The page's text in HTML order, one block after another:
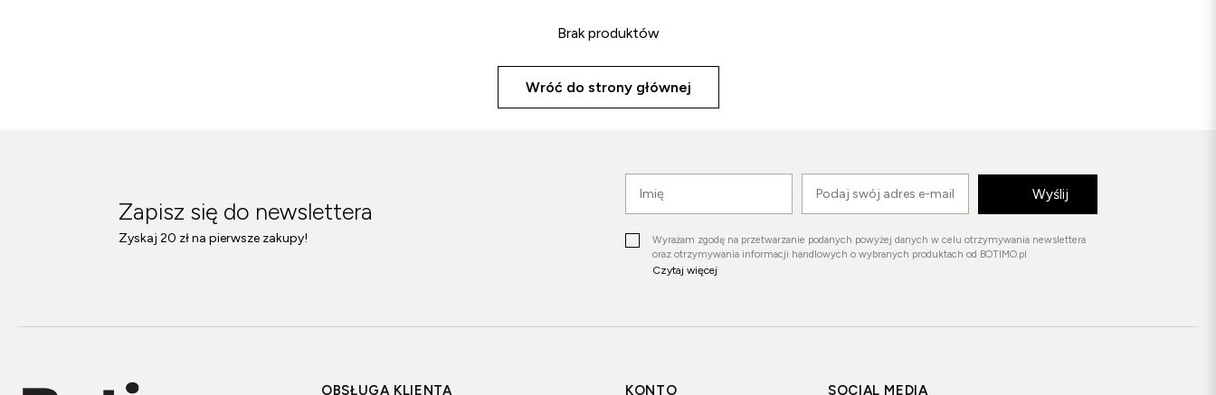
Brak produktów
Wróć do strony głównej
Zapisz się do newslettera
Zyskaj 20 zł na pierwsze zakupy!
Wyślij
Wyrażam zgodę na przetwarzanie podanych powyżej danych w celu otrzymywania newslettera
oraz otrzymywania informacji handlowych o wybranych produktach od BOTIMO.pl
Czytaj więcej
OBSŁUGA KLIENTA KONTO SOCIAL MEDIA